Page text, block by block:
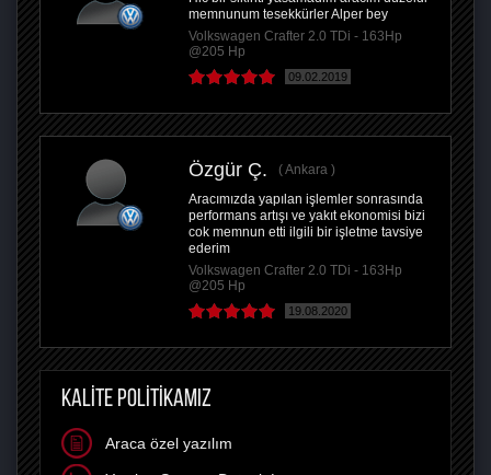
memnunum tesekkürler Alper bey
Volkswagen Crafter 2.0 TDi - 163Hp
@205 Hp
09.02.2019
Özgür Ç.
Ankara
Aracımızda yapılan işlemler sonrasında
performans artışı ve yakıt ekonomisi bizi
cok memnun etti ilgili bir işletme tavsiye
ederim
Volkswagen Crafter 2.0 TDi - 163Hp
@205 Hp
19.08.2020
KALİTE POLİTİKAMIZ
Araca özel yazılım